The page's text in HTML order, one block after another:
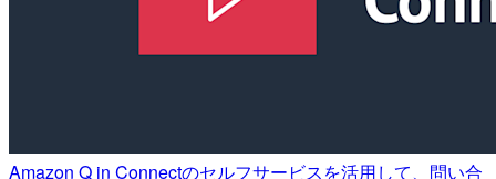
Amazon Q in Connectのセルフサービスを活用して、問い合